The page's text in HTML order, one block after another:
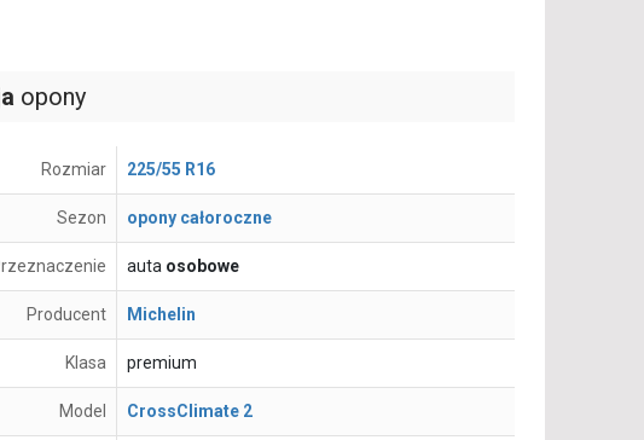
opony
Rozmiar 225/55 R16
Sezon opony całoroczne
auta osobowe
Producent Michelin
Klasa premium
Model CrossClimate 2